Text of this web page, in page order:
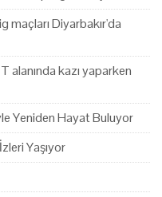
maçları Diyarbakır'da
kazı yaparken
Yeniden Hayat Buluyor
Yaşıyor